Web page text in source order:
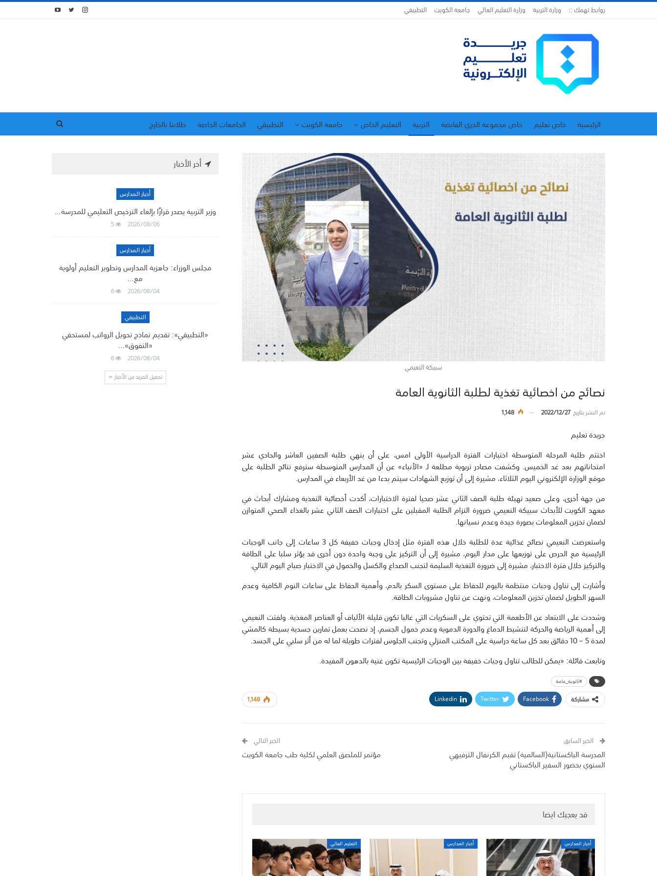
روابط تهمك :: وزارة التربية وزارة التعليم العالي جامعة الكويت التطبيقي
الرئيسية خاص تعليم خاص مجموعة الجري القابضة التربية التعليم الخاص جامعة الكويت التطبيقي الجامعات الخاصة
طلابنا بالخارج
سبيكة النعيمي
نصائح من اخصائية تغذية لطلبة الثانوية العامة
تم النشر بتاريخ2022/12/27
1,148
جريدة تعليم
اختتم طلبة المرحلة المتوسطة اختبارات الفترة الدراسية الأولى امس، على أن ينهي طلبة الصفين العاشر والحادي عشر
امتحاناتهم بعد غد الخميس. وكشفت مصادر تربوية مطلعة لـ «الأنباء» عن أن المدارس المتوسطة سترفع نتائج الطلبة على
موقع الوزارة الإلكتروني اليوم الثلاثاء، مشيرة إلى أن توزيع الشهادات سيتم بدءا من غد الأربعاء في المدارس.
من جهة أخرى، وعلى صعيد تهيئة طلبة الصف الثاني عشر صحيا لفترة الاختبارات، أكدت أخصائية التغذية ومشارك أبحاث في
معهد الكويت للأبحاث سبيكة النعيمي ضرورة التزام الطلبة المقبلين على اختبارات الصف الثاني عشر بالغذاء الصحي المتوازن
لضمان تخزين المعلومات بصورة جيدة وعدم نسيانها.
واستعرضت النعيمي نصائح غذائية عدة للطلبة خلال هذه الفترة مثل إدخال وجبات خفيفة كل 3 ساعات إلى جانب الوجبات
الرئيسية مع الحرص على توزيعها على مدار اليوم، مشيرة إلى أن التركيز على وجبة واحدة دون أخرى قد يؤثر سلبا على الطاقة
والتركيز خلال فترة الاختبار، مشيرة إلى ضرورة التغذية السليمة لتجنب الصداع والكسل والخمول في الاختبار صباح اليوم التالي.
وأشارت إلى تناول وجبات منتظمة باليوم للحفاظ على مستوى السكر بالدم، وأهمية الحفاظ على ساعات النوم الكافية وعدم
السهر الطويل لضمان تخزين المعلومات، ونهت عن تناول مشروبات الطاقة.
وشددت على الابتعاد عن الأطعمة التي تحتوي على السكريات التي غالبا تكون قليلة الألياف أو العناصر المغذية. ولفتت النعيمي
إلى أهمية الرياضة والحركة لتنشيط الدماغ والدورة الدموية وعدم خمول الجسم، إذ نصحت بعمل تمارين جسدية بسيطة كالمشي
لمدة 5 – 10 دقائق بعد كل ساعة دراسية على المكتب المنزلي وتجنب الجلوس لفترات طويلة لما له من أثر سلبي على الجسد.
وتابعت قائلة: «يمكن للطالب تناول وجبات خفيفة بين الوجبات الرئيسية تكون غنية بالدهون المفيدة.
#ثانوية_عامة
1,148 مشاركة Facebook
Twitter
Linkedin
الخبر السابق
المدرسة الباكستانية(السالمية) تقيم الكرنفال الترفيهي
السنوي بحضور السفير الباكستاني
الخبر التالي
مؤتمر للملصق العلمي لكلية طب جامعة الكويت
قد يعجبك ايضا
أخبار المدارس أخبار المدارس التعليم العالي
أخر الأخبار
أخبار المدارس
وزير التربية يصدر قرارًا بإلغاء الترخيص التعليمي للمدرسة…
2026/08/06
5
أخبار المدارس
مجلس الوزراء: جاهزية المدارس وتطوير التعليم أولوية
مع…
2026/08/04
6
التطبيقي
«التطبيقي»: تقديم نماذج تحويل الرواتب لمستحقي
«التفوق»…
2026/08/04
6
تحميل المزيد من الأخبار